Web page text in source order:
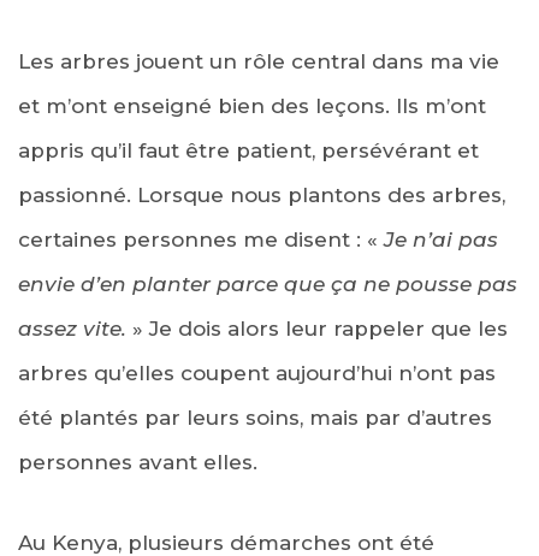
Les arbres jouent un rôle central dans ma vie
et m’ont enseigné bien des leçons. Ils m’ont
appris qu’il faut être patient, persévérant et
passionné. Lorsque nous plantons des arbres,
certaines personnes me disent : « Je n’ai pas
envie d’en planter parce que ça ne pousse pas
assez vite. » Je dois alors leur rappeler que les
arbres qu’elles coupent aujourd’hui n’ont pas
été plantés par leurs soins, mais par d’autres
personnes avant elles.
Au Kenya, plusieurs démarches ont été